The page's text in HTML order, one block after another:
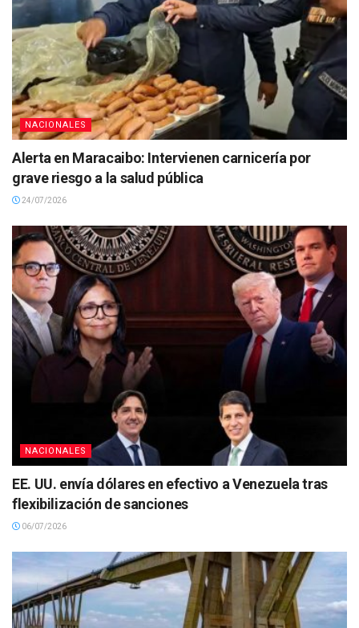
NACIONALES
Alerta en Maracaibo: Intervienen carnicería por
grave riesgo a la salud pública
24/07/2026
NACIONALES
EE. UU. envía dólares en efectivo a Venezuela tras
flexibilización de sanciones
06/07/2026